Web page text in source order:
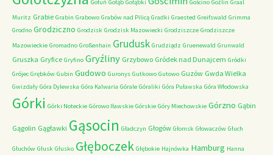
Gołuń Gołąb Gołąbki Gościno Goźlin Graal
Muritz Grabie Grabin Grabowo Grabów nad Pilicą Gradki Graested Greifswald Grimma
Grodno Grodziczno Grodzisk Grodzisk Mazowiecki Grodziszcze Grodziszcze
Mazowieckie Gromadno Großenhain Grudusk Grudziądz Gruenewald Grunwald
Gruszka Gryfice Gryfino Gryźliny Grzybowo Gródek nad Dunajcem Gródki
Grójec Grębków Gubin Gudowo Guronys Gutkowo Gutowo Guzów Gwda Wielka
Gwizdały Góra Dylewska Góra Kalwaria Górale Góraliki Góra Puławska Góra Włodowska
Górki Górki Noteckie Górowo Iławskie Górskie Góry Miechowskie Górzno Gąbin
Gągolin Gągławki Gąsocin Gładczyn Głogów Głomsk Głowaczów Głuch
Głuchów Głusk Głusko Głęboczek Głębokie Hajnówka Hamburg Hanna